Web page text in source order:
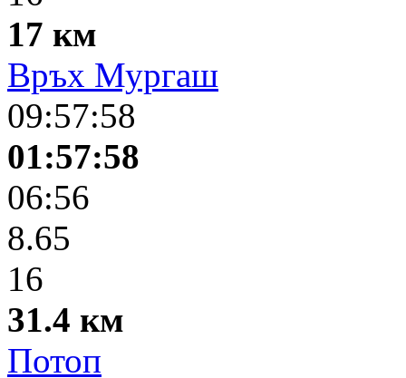
17 км
Връх Мургаш
09:57:58
01:57:58
06:56
8.65
16
31.4 км
Потоп